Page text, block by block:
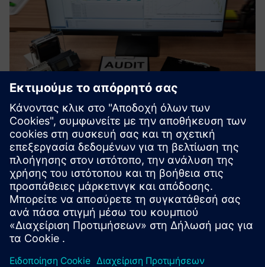
Certified Energy Management
Αυξημένη ενεργειακή απόδοση με το SENTRON Digital για
διαφάνεια των ενεργειακών ροών - από τη συμβουλευτική
και την εγκατάσταση, μέχρι την απεικόνιση και την
ανάλυση
Μάθετε περισσότερα